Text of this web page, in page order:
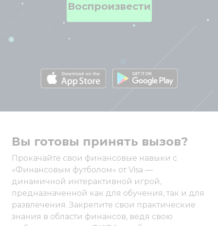
Воспроизвести
Вы готовы принять вызов?
Прокачайте свои финансовые навыки с
«Финансовым футболом» от Visa —
динамичной интерактивной игрой,
предназначенной как для обучения, так и для
развлечения. Закрепите свои практические
знания в области финансов, ведя свою